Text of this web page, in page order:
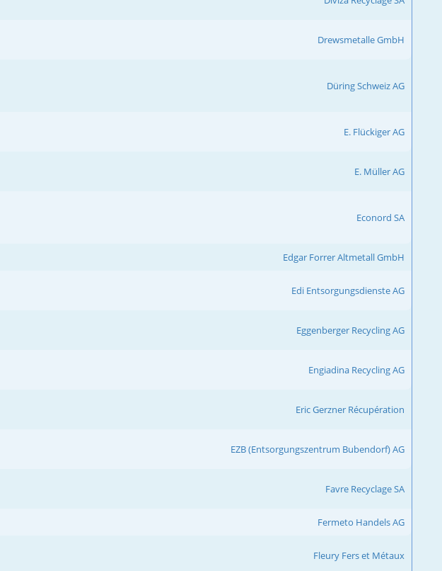
Drewsmetalle GmbH
Düring Schweiz AG
E. Flückiger AG
E. Müller AG
Econord SA
Edgar Forrer Altmetall GmbH
Edi Entsorgungsdienste AG
Eggenberger Recycling AG
Engiadina Recycling AG
Eric Gerzner Récupération
EZB (Entsorgungszentrum Bubendorf) AG
Favre Recyclage SA
Fermeto Handels AG
Fleury Fers et Métaux